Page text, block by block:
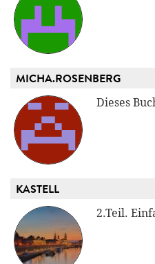
MICHA.ROSENBERG
Dieses
KASTELL
2.Teil.